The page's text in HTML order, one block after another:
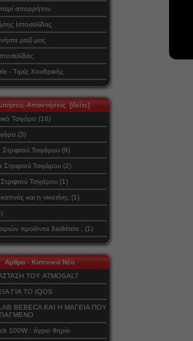
απορρήτου
Ιστοσελίδας
μαζί μας
- Τιμές Χονδρικής
Απαντήσεις [δείτε]
Τσιγάρο (16)
(3)
Στριφτού Τσιγάρου (9)
Στριφτού Τσιγάρου (2)
Τσιγάρου (1)
καπνός και η νικοτίνη; (1)
προϊόντα διαθέτετε ; (1)
Αρθρα - Καπνικά Νέα
ΤΟΥ ATMOSALT
ΓΙΑ ΤΟ IQOS
BEBECA ΚΑΙ Η ΜΑΓΕΙΑ ΠΟΥ
100W : άγριο θηρίο